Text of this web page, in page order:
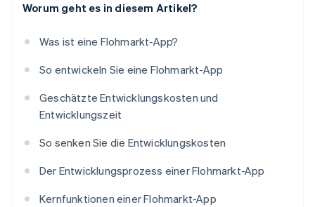
Worum geht es in diesem Artikel?
Was ist eine Flohmarkt-App?
So entwickeln Sie eine Flohmarkt-App
Geschätzte Entwicklungskosten und
Entwicklungszeit
So senken Sie die Entwicklungskosten
Der Entwicklungsprozess einer Flohmarkt-App
Kernfunktionen einer Flohmarkt-App